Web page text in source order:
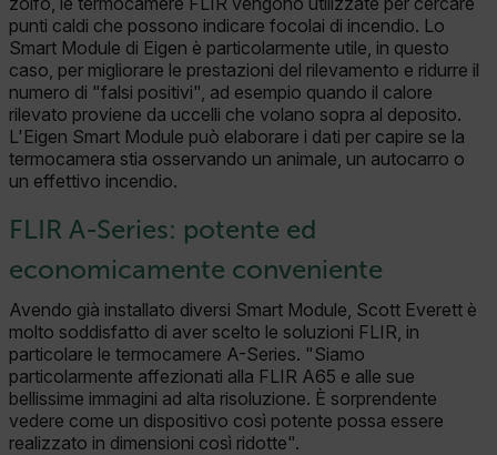
punti caldi che possono indicare focolai di incendio. Lo
Smart Module di Eigen è particolarmente utile, in questo
caso, per migliorare le prestazioni del rilevamento e ridurre il
numero di "falsi positivi", ad esempio quando il calore
rilevato proviene da uccelli che volano sopra al deposito.
L'Eigen Smart Module può elaborare i dati per capire se la
termocamera stia osservando un animale, un autocarro o
un effettivo incendio.
FLIR A-Series: potente ed
economicamente conveniente
Avendo già installato diversi Smart Module, Scott Everett è
molto soddisfatto di aver scelto le soluzioni FLIR, in
particolare le termocamere A-Series. "Siamo
particolarmente affezionati alla FLIR A65 e alle sue
bellissime immagini ad alta risoluzione. È sorprendente
vedere come un dispositivo così potente possa essere
realizzato in dimensioni così ridotte".
FUNZIONALITÀ
Strettamente necessari
Performance
Targeting
Funzionalità
I cookie strettamente necessari consentono le
l"accesso dell"utente e la gestione dell"account. Il
sito web non può essere utilizzato correttamente
senza i cookie strettamente necessari.
cart_products_oids
cart_products_skus
cashrun_session_id